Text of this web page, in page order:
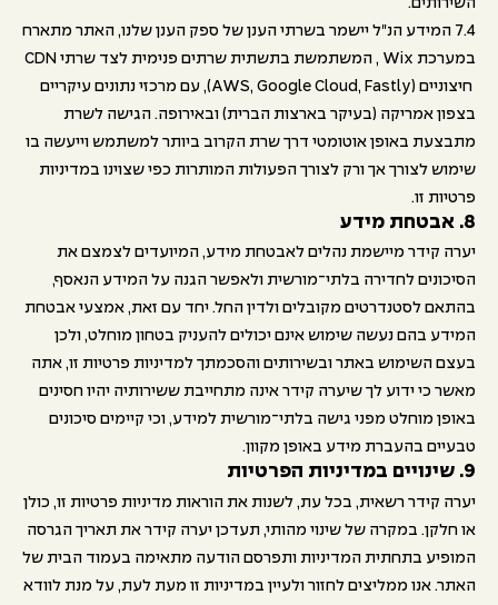
השירותים.
7.4 המידע הנ"ל יישמר בשרתי הענן של ספק הענן שלנו, האתר מתארח
במערכת Wix , המשתמשת בתשתית שרתים פנימית לצד שרתי CDN
חיצוניים (AWS, Google Cloud, Fastly), עם מרכזי נתונים עיקריים
בצפון אמריקה (בעיקר בארצות הברית) ובאירופה. הגישה לשרת
מתבצעת באופן אוטומטי דרך שרת הקרוב ביותר למשתמש וייעשה בו
שימוש לצורך אך ורק לצורך הפעולות המותרות כפי שצוינו במדיניות
פרטיות זו.
8. אבטחת מידע
יערה קידר מיישמת נהלים לאבטחת מידע, המיועדים לצמצם את
הסיכונים לחדירה בלתי־מורשית ולאפשר הגנה על המידע הנאסף,
בהתאם לסטנדרטים מקובלים ולדין החל. יחד עם זאת, אמצעי אבטחת
המידע בהם נעשה שימוש אינם יכולים להעניק בטחון מוחלט, ולכן
בעצם השימוש באתר ובשירותים והסכמתך למדיניות פרטיות זו, אתה
מאשר כי ידוע לך שיערה קידר אינה מתחייבת ששירותיה יהיו חסינים
באופן מוחלט מפני גישה בלתי־מורשית למידע, וכי קיימים סיכונים
טבעיים בהעברת מידע באופן מקוון.
9. שינויים במדיניות הפרטיות
יערה קידר רשאית, בכל עת, לשנות את הוראות מדיניות פרטיות זו, כולן
או חלקן. במקרה של שינוי מהותי, תעדכן יערה קידר את תאריך הגרסה
המופיע בתחתית המדיניות ותפרסם הודעה מתאימה בעמוד הבית של
האתר. אנו ממליצים לחזור ולעיין במדיניות זו מעת לעת, על מנת לוודא